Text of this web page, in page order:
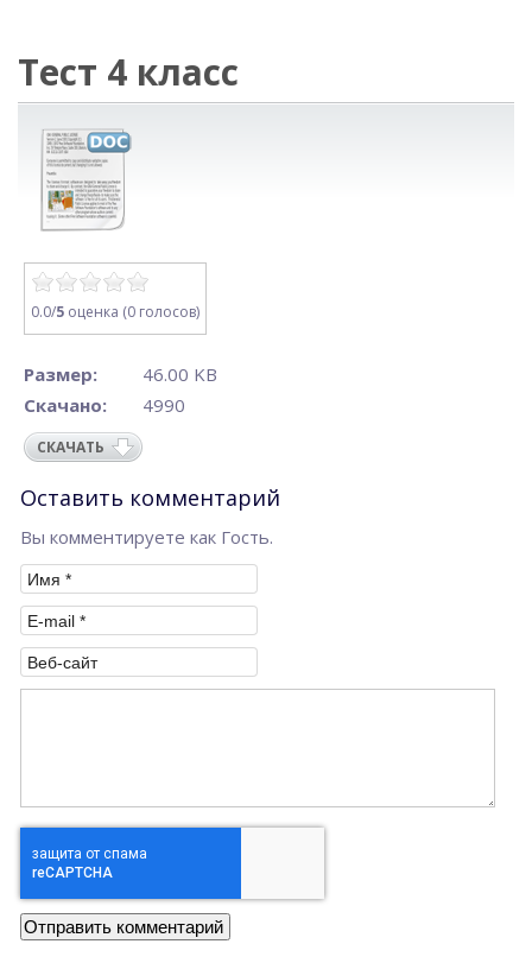
Тест 4 класс
0.0/5 оценка (0 голосов)
Размер:
46.00 KB
Скачано:
4990
СКАЧАТЬ
Оставить комментарий
Вы комментируете как Гость.